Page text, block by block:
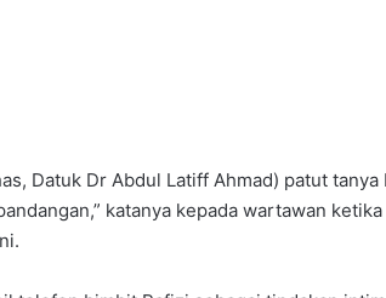
Datuk Dr Abdul Latiff Ahmad) patut
katanya kepada wartawan